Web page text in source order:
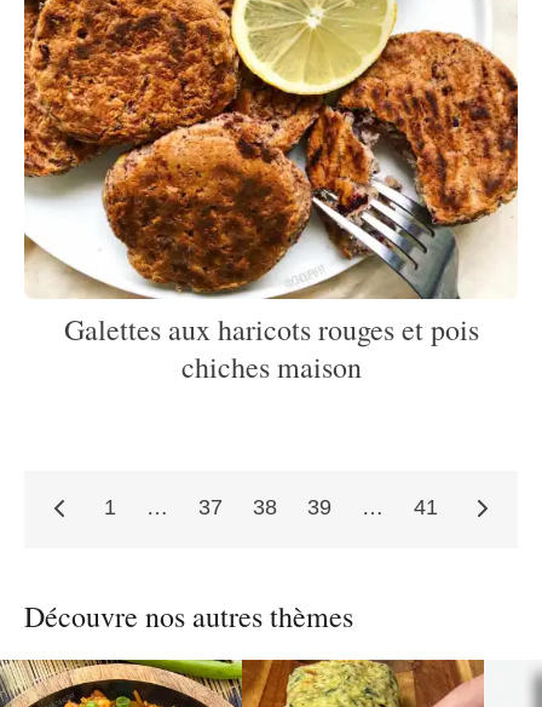
Galettes aux haricots rouges et pois
chiches maison
Pagination
des
1 … 37 38 39 … 41
Découvre nos autres thèmes